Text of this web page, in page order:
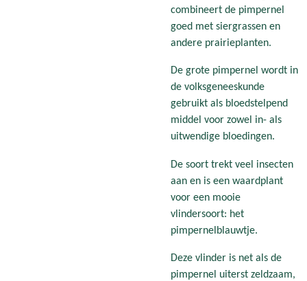
combineert de pimpernel
goed met siergrassen en
andere prairieplanten.
De grote pimpernel wordt in
de volksgeneeskunde
gebruikt als bloedstelpend
middel voor zowel in- als
uitwendige bloedingen.
De soort trekt veel insecten
aan en is een waardplant
voor een mooie
vlindersoort: het
pimpernelblauwtje.
Deze vlinder is net als de
pimpernel uiterst zeldzaam,